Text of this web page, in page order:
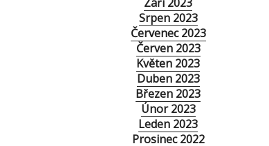
Srpen 2023
Červenec 2023
Červen 2023
Květen 2023
Duben 2023
Březen 2023
Únor 2023
Leden 2023
Prosinec 2022